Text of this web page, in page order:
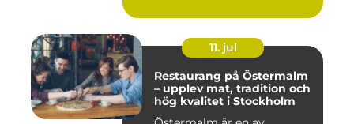
11. jul
Restaurang på Östermalm
– upplev mat, tradition och
hög kvalitet i Stockholm